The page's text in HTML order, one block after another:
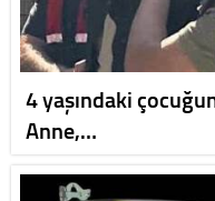
4 yaşındaki
Anne,…